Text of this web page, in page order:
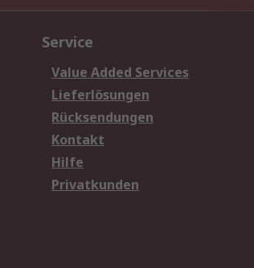
Service
Value Added Services
Lieferlösungen
Rücksendungen
Kontakt
Hilfe
Privatkunden